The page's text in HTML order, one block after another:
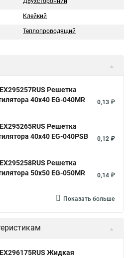
Клейкий
Теплопроводящий
Решетка
40x40 EG-040MR
0,13 ₽
Решетка
40x40 EG-040PSB
0,12 ₽
Решетка
50х50 EG-050MR
0,14 ₽
Показать больше
Жидкая